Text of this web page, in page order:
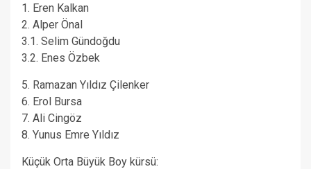
1. Eren Kalkan
2. Alper Önal
3.1. Selim Gündoğdu
3.2. Enes Özbek
5. Ramazan Yıldız Çilenker
6. Erol Bursa
7. Ali Cingöz
8. Yunus Emre Yıldız
Küçük Orta Büyük Boy kürsü: